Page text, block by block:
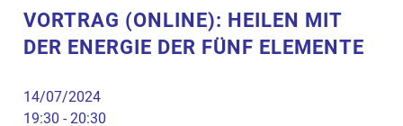
VORTRAG (ONLINE): HEILEN MIT
DER ENERGIE DER FÜNF ELEMENTE
14/07/2024
19:30 - 20:30